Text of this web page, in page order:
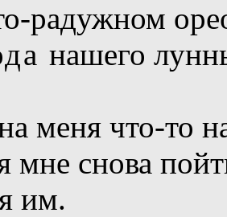
радужном
нашего
меня что-то
мне снова
им.